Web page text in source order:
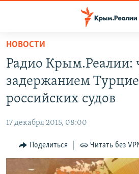
Вернуться
основному
содержанию
Вернутся
главной
навигации
Вернутся
поиску
СПЕЦПРОЕКТЫ
ГРУЗ 200
11 ЛЕТ ОККУПАЦИИ КРЫМА. 11
ЕЩЕ
ИНТЕРАКТИВ
ИНФОГРАФИКА
РАДІО СВОБОДА
КАК ОБОЙТИ БЛОКИРОВКУ
НОВОСТИ
Радио Крым.Реалии:
задержанием
российских судов
17 декабря 2015, 08:00
Поделиться Читать без